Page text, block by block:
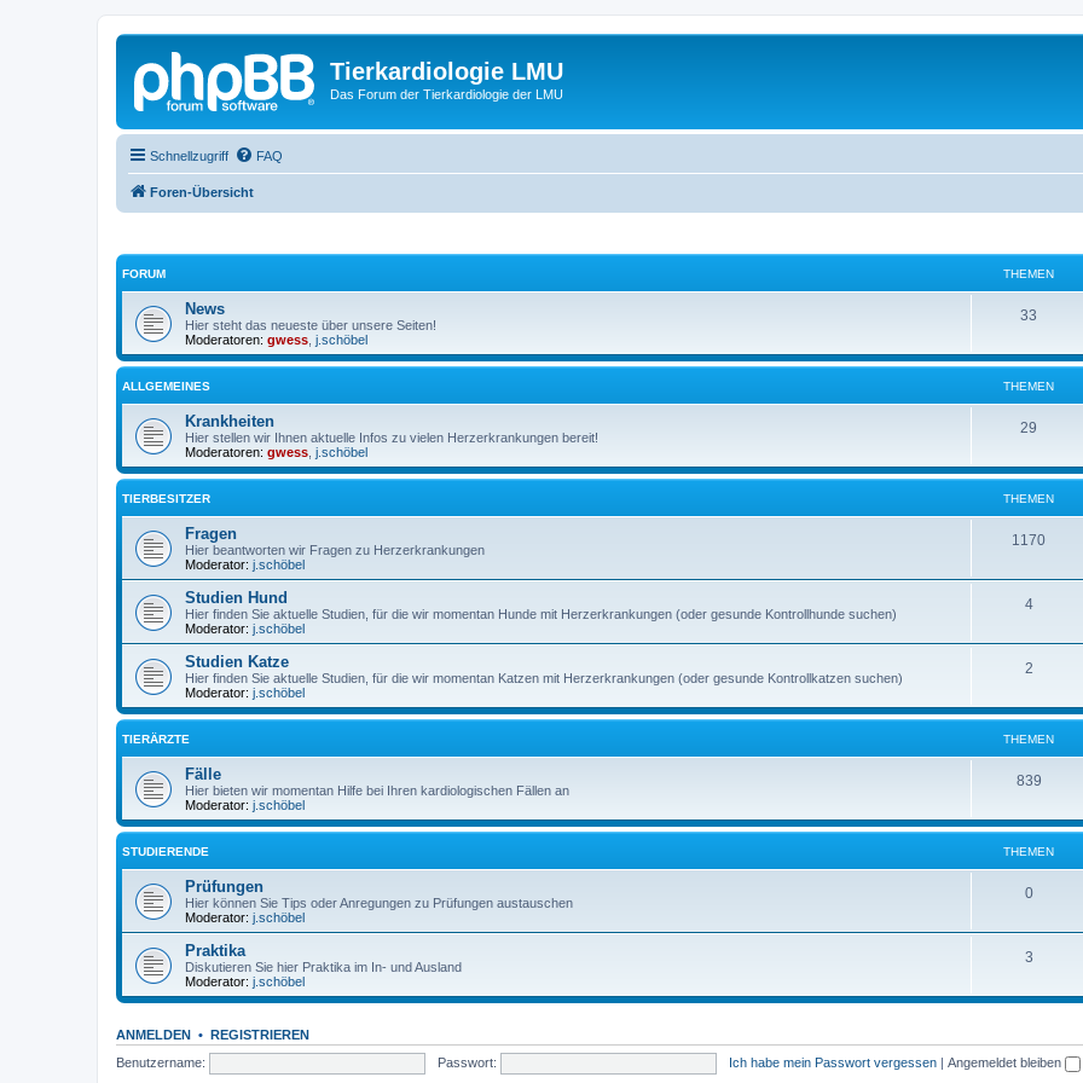
Tierkardiologie LMU
Das Forum der Tierkardiologie der LMU
Schnellzugriff FAQ
Foren-Übersicht
FORUM THEMEN
News
Hier steht das neueste über unsere Seiten!
Moderatoren: gwess j.schöbel
33
ALLGEMEINES THEMEN
Krankheiten
Hier stellen wir Ihnen aktuelle Infos zu vielen Herzerkrankungen bereit!
Moderatoren: gwess j.schöbel
29
TIERBESITZER THEMEN
Fragen
Hier beantworten wir Fragen zu Herzerkrankungen
Moderator: j.schöbel
1170
Studien Hund
Hier finden Sie aktuelle Studien, für die wir momentan Hunde mit Herzerkrankungen (oder gesunde Kontrollhunde suchen)
Moderator: j.schöbel
4
Studien Katze
Hier finden Sie aktuelle Studien, für die wir momentan Katzen mit Herzerkrankungen (oder gesunde Kontrollkatzen suchen)
Moderator: j.schöbel
2
TIERÄRZTE THEMEN
Fälle
Hier bieten wir momentan Hilfe bei Ihren kardiologischen Fällen an
Moderator: j.schöbel
839
STUDIERENDE THEMEN
Prüfungen
Hier können Sie Tips oder Anregungen zu Prüfungen austauschen
Moderator: j.schöbel
0
Praktika
Diskutieren Sie hier Praktika im In- und Ausland
Moderator: j.schöbel
3
ANMELDEN • REGISTRIEREN
Benutzername:
Passwort: Ich habe mein Passwort vergessen | Angemeldet bleiben